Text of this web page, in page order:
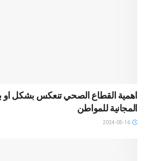
اهمية القطاع الصحي تنعكس بشكل او
المجانية للمواطن